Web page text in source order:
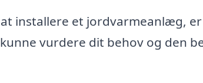
installere et jordvarmeanlæg,
vurdere dit behov og den